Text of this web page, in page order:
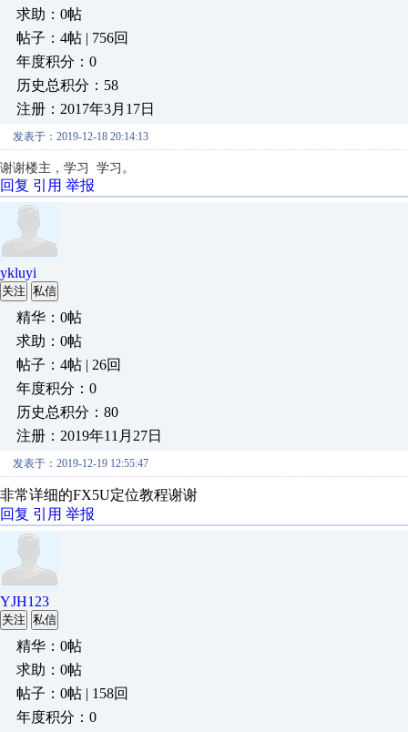
求助：0帖
帖子：4帖 | 756回
年度积分：0
历史总积分：58
注册：2017年3月17日
发表于：2019-12-18 20:14:13
谢谢楼主，学习 学习。
回复 引用 举报
ykluyi
关注 私信
精华：0帖
求助：0帖
帖子：4帖 | 26回
年度积分：0
历史总积分：80
注册：2019年11月27日
发表于：2019-12-19 12:55:47
非常详细的FX5U定位教程谢谢
回复 引用 举报
YJH123
关注 私信
精华：0帖
求助：0帖
帖子：0帖 | 158回
年度积分：0